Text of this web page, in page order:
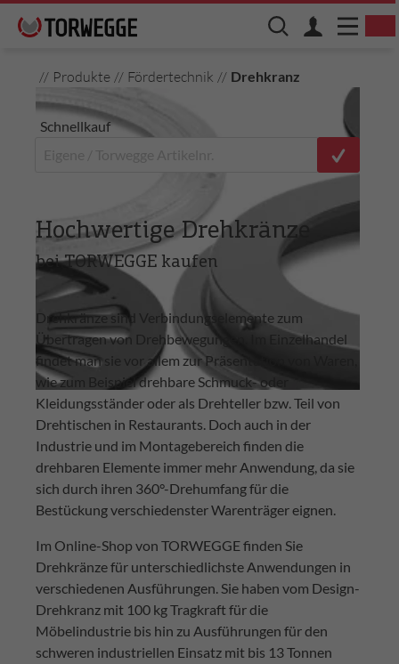
// Produkte // Fördertechnik // Drehkranz
Schnellkauf
Hochwertige Drehkränze
bei TORWEGGE kaufen
Drehkränze sind Verbindungselemente zum
Übertragen von Drehbewegungen. Im Einzelhandel
findet man sie vor allem zur Präsentation von Waren,
wie zum Beispiel drehbare Schmuck- oder
Kleidungsständer oder als Drehteller bzw. Teil von
Drehtischen in Restaurants. Doch auch in der
Industrie und im Montagebereich finden die
drehbaren Elemente immer mehr Anwendung, da sie
sich durch ihren 360°-Drehumfang für die
Bestückung verschiedenster Warenträger eignen.
Im Online-Shop von TORWEGGE finden Sie
Drehkränze für unterschiedlichste Anwendungen in
verschiedenen Ausführungen. Sie haben vom Design-
Drehkranz mit 100 kg Tragkraft für die
Möbelindustrie bis hin zu Ausführungen für den
schweren industriellen Einsatz mit bis 13 Tonnen